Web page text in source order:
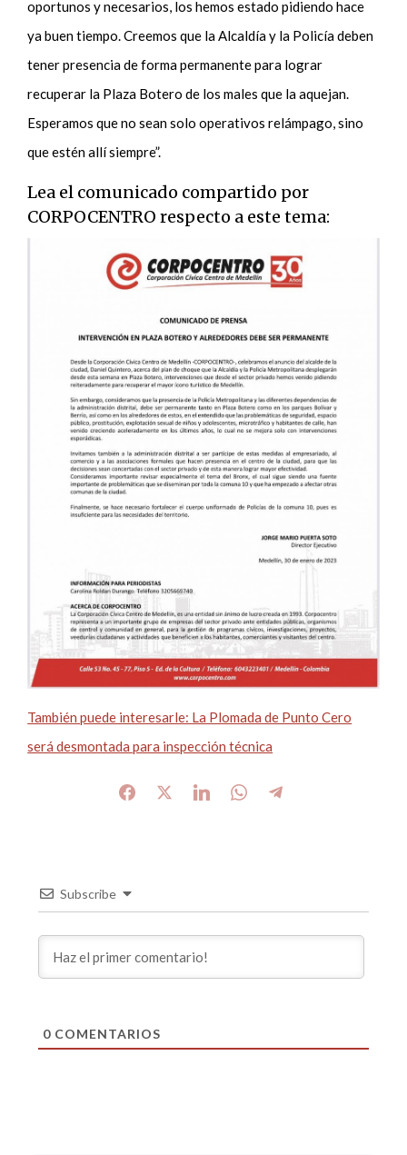
oportunos y necesarios, los hemos estado pidiendo hace
ya buen tiempo. Creemos que la Alcaldía y la Policía deben
tener presencia de forma permanente para lograr
recuperar la Plaza Botero de los males que la aquejan.
Esperamos que no sean solo operativos relámpago, sino
que estén allí siempre”.
Lea el comunicado compartido por
CORPOCENTRO respecto a este tema:
También puede interesarle: La Plomada de Punto Cero
será desmontada para inspección técnica
Subscribe
0COMENTARIOS